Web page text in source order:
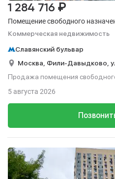
Помещение свободного
Коммерческая недвижимость
1 284 716 ₽
Славянский бульвар
Москва, Фили-Давыдково,
Продажа помещения
5 августа 2026